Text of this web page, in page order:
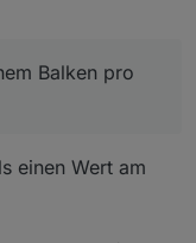
so hin wie ich
direkt aus dem
zu verwenden
Balken pro
einen Wert am